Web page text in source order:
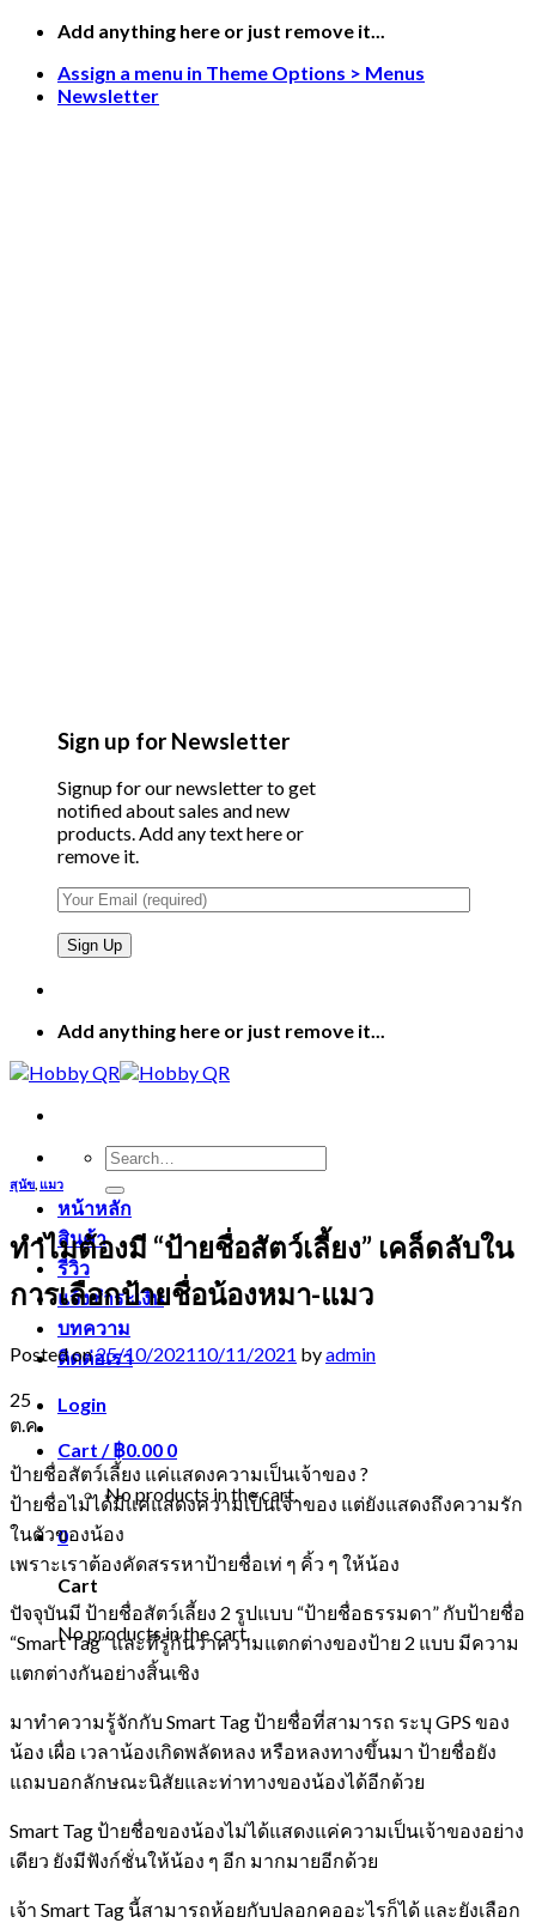
Skip
content
Add anything here or just remove it...
Assign a menu in Theme Options > Menus
Newsletter
Sign up for Newsletter
Signup for our newsletter to get
notified about sales and new
products. Add any text here or
remove it.
Add anything here or just remove it...
Search
for:
หน้าหลัก
สินค้า
รีวิว
แจ้งชำระเงิน
บทความ
ติดต่อเรา
Login
Cart /฿0.00 0
No products in the cart.
0
Cart
No products in the cart.
สุนัข แมว
ทำไมต้องมี “ป้ายชื่อสัตว์เลี้ยง” เคล็ดลับใน
การเลือกป้ายชื่อน้องหมา-แมว
Posted on25/10/202110/11/2021 byadmin
25
ต.ค.
ป้ายชื่อสัตว์เลี้ยง แค่แสดงความเป็นเจ้าของ ?
ป้ายชื่อไม่ได้มีแค่แสดงความเป็นเจ้าของ แต่ยังแสดงถึงความรัก
ในตัวของน้อง
เพราะเราต้องคัดสรรหาป้ายชื่อเท่ ๆ คิ้ว ๆ ให้น้อง
ปัจจุบันมี ป้ายชื่อสัตว์เลี้ยง 2 รูปแบบ “ป้ายชื่อธรรมดา” กับป้ายชื่อ
“Smart Tag” และที่รู้กันว่าความแตกต่างของป้าย 2 แบบ มีความ
แตกต่างกันอย่างสิ้นเชิง
มาทำความรู้จักกับ Smart Tag ป้ายชื่อที่สามารถ ระบุ GPS ของ
น้อง เผื่อ เวลาน้องเกิดพลัดหลง หรือหลงทางขึ้นมา ป้ายชื่อยัง
แถมบอกลักษณะนิสัยและท่าทางของน้องได้อีกด้วย
Smart Tag ป้ายชื่อของน้องไม่ได้แสดงแค่ความเป็นเจ้าของอย่าง
เดียว ยังมีฟังก์ชั่นให้น้อง ๆ อีก มากมายอีกด้วย
เจ้า Smart Tag นี้สามารถห้อยกับปลอกคออะไรก็ได้ และยังเลือก